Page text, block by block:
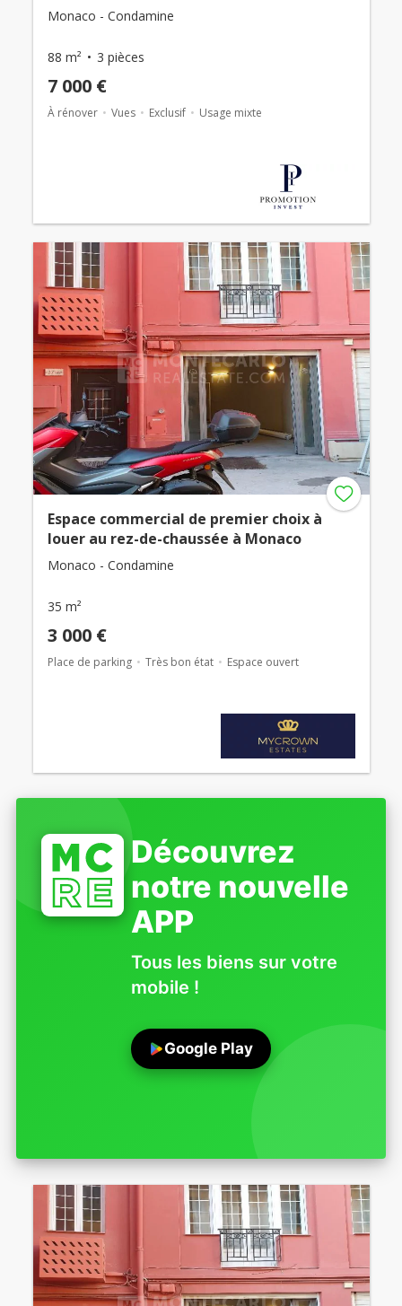
Monaco - Condamine
88 m² 3 pièces
7 000 €
À rénover Vues Exclusif Usage mixte
Espace commercial de premier choix à
louer au rez-de-chaussée à Monaco
Monaco - Condamine
35 m²
3 000 €
Place de parking Très bon état Espace ouvert
Découvrez
notre nouvelle
APP
Tous les biens sur votre
mobile !
Google Play